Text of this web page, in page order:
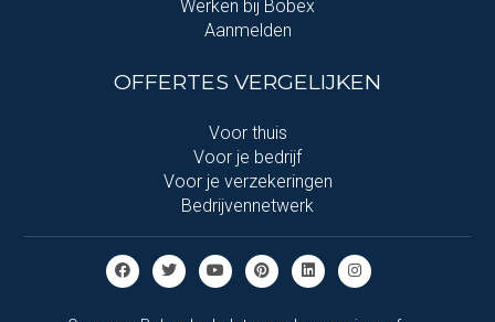
Werken bij Bobex
Aanmelden
OFFERTES VERGELIJKEN
Voor thuis
Voor je bedrijf
Voor je verzekeringen
Bedrijvennetwerk